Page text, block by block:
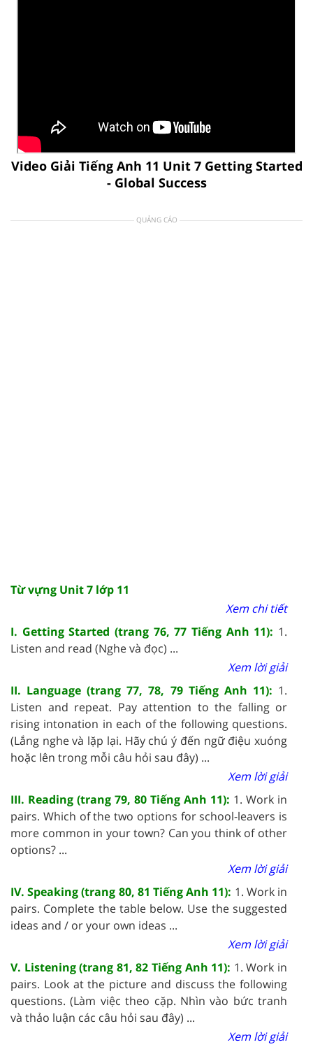
Video Giải Tiếng Anh 11 Unit 7 Getting Started
- Global Success
QUẢNG CÁO
Từ vựng Unit 7 lớp 11
Xem chi tiết
I. Getting Started (trang 76, 77 Tiếng Anh 11): 1.
Listen and read (Nghe và đọc) ...
Xem lời giải
II. Language (trang 77, 78, 79 Tiếng Anh 11): 1.
Listen and repeat. Pay attention to the falling or
rising intonation in each of the following questions.
(Lắng nghe và lặp lại. Hãy chú ý đến ngữ điệu xuóng
hoặc lên trong mỗi câu hỏi sau đây) ...
Xem lời giải
III. Reading (trang 79, 80 Tiếng Anh 11): 1. Work in
pairs. Which of the two options for school-leavers is
more common in your town? Can you think of other
options? ...
Xem lời giải
IV. Speaking (trang 80, 81 Tiếng Anh 11): 1. Work in
pairs. Complete the table below. Use the suggested
ideas and / or your own ideas ...
Xem lời giải
V. Listening (trang 81, 82 Tiếng Anh 11): 1. Work in
pairs. Look at the picture and discuss the following
questions. (Làm việc theo cặp. Nhìn vào bức tranh
và thảo luận các câu hỏi sau đây) ...
Xem lời giải